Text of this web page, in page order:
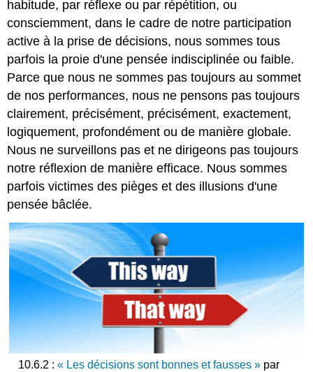
habitude, par réflexe ou par répétition, ou
consciemment, dans le cadre de notre participation
active à la prise de décisions, nous sommes tous
parfois la proie d'une pensée indisciplinée ou faible.
Parce que nous ne sommes pas toujours au sommet
de nos performances, nous ne pensons pas toujours
clairement, précisément, précisément, exactement,
logiquement, profondément ou de manière globale.
Nous ne surveillons pas et ne dirigeons pas toujours
notre réflexion de manière efficace. Nous sommes
parfois victimes des pièges et des illusions d'une
pensée bâclée.
10.6.2 : « Les décisions sont bonnes et fausses »par